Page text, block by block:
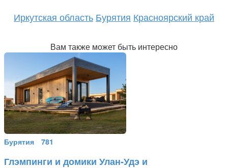
Иркутская область Бурятия Красноярский край
Вам также может быть интересно
Бурятия 781
Глэмпинги и домики Улан-Удэ и